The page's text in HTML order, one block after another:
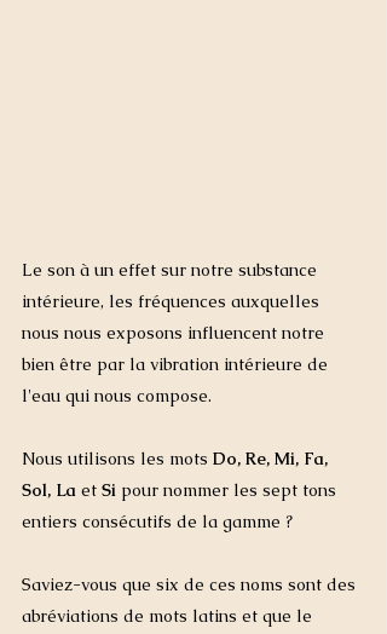
Le son à un effet sur notre substance
intérieure, les fréquences auxquelles
nous nous exposons influencent notre
bien être par la vibration intérieure de
l'eau qui nous compose.
Nous utilisons les mots Do, Re, Mi, Fa,
Sol, La et Si pour nommer les sept tons
entiers consécutifs de la gamme ?
Saviez-vous que six de ces noms sont des
abréviations de mots latins et que le